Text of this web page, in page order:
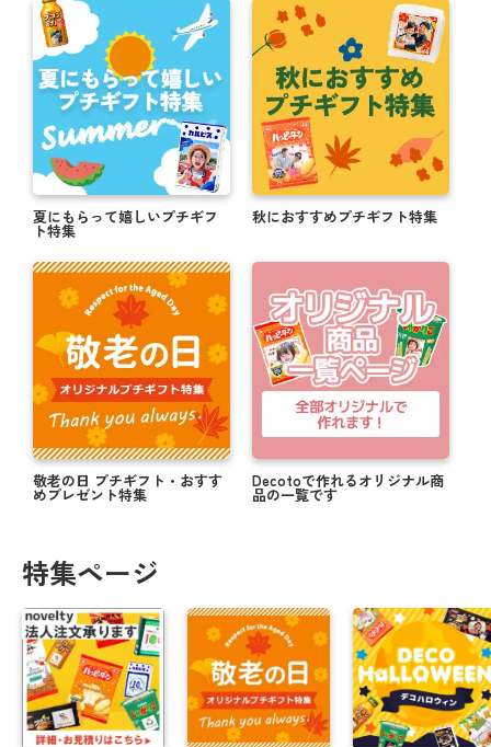
夏にもらって嬉しいプチギフ
ト特集
秋におすすめプチギフト特集
敬老の日 プチギフト・おすす
めプレゼント特集
Decotoで作れるオリジナル商
品の一覧です
特集ページ